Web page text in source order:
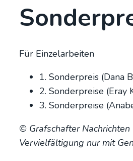
Für Ein­zel­ar­bei­ten
1. Son­der­preis (Dana
2. Son­der­prei­se (Eray
3. Son­der­prei­se
© Graf­schaf­ter
Ver­viel­fäl­ti­gung nur mit